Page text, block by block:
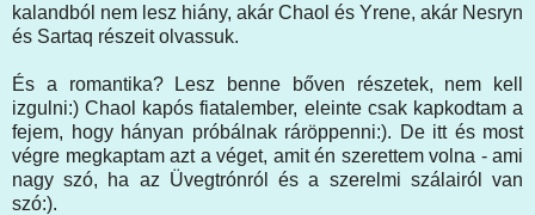
kalandból nem lesz hiány, akár Chaol és Yrene, akár Nesryn
és Sartaq részeit olvassuk.
És a romantika? Lesz benne bőven részetek, nem kell
izgulni:) Chaol kapós fiatalember, eleinte csak kapkodtam a
fejem, hogy hányan próbálnak ráröppenni:). De itt és most
végre megkaptam azt a véget, amit én szerettem volna - ami
nagy szó, ha az Üvegtrónról és a szerelmi szálairól van
szó:).